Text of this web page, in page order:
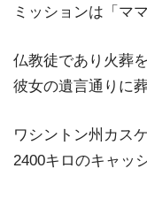
ミッションは「マ
仏教徒であり火葬
彼女の遺言通りに葬
ワシントン州カス
2400キロのキャッ